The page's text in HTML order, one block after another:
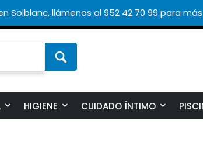
llámenos al 952 42 70 99 para
HIGIENE CUIDADO ÍNTIMO